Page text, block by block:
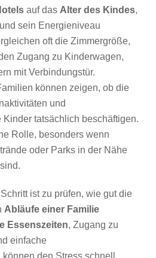
auf das Alter des Kindes,
sein Energieniveau
oft die Zimmergröße,
Zugang zu Kinderwagen,
mit Verbindungstür.
können zeigen, ob die
und
tatsächlich beschäftigen.
Rolle, besonders wenn
oder Parks in der Nähe
ist zu prüfen, wie gut die
Abläufe einer Familie
Essenszeiten, Zugang zu
einfache
den Stress schnell